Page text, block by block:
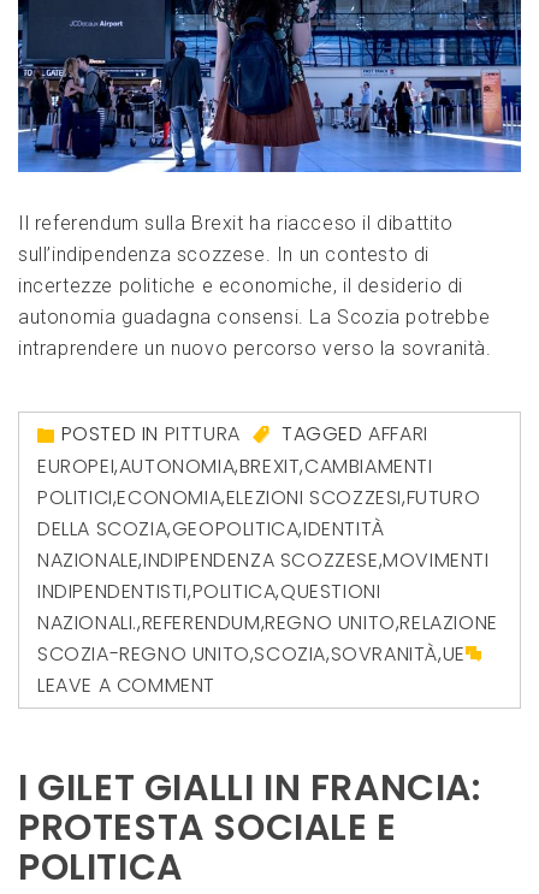
Il referendum sulla Brexit ha riacceso il dibattito
sull’indipendenza scozzese. In un contesto di
incertezze politiche e economiche, il desiderio di
autonomia guadagna consensi. La Scozia potrebbe
intraprendere un nuovo percorso verso la sovranità.
POSTED IN PITTURA TAGGEDAFFARI
EUROPEI,AUTONOMIA,BREXIT,CAMBIAMENTI
POLITICI,ECONOMIA,ELEZIONI SCOZZESI,FUTURO
DELLA SCOZIA,GEOPOLITICA,IDENTITÀ
NAZIONALE,INDIPENDENZA SCOZZESE,MOVIMENTI
INDIPENDENTISTI,POLITICA,QUESTIONI
NAZIONALI.,REFERENDUM,REGNO UNITO,RELAZIONE
SCOZIA-REGNO UNITO,SCOZIA,SOVRANITÀ,UE
LEAVE A COMMENT
I GILET GIALLI IN FRANCIA:
PROTESTA SOCIALE E
POLITICA